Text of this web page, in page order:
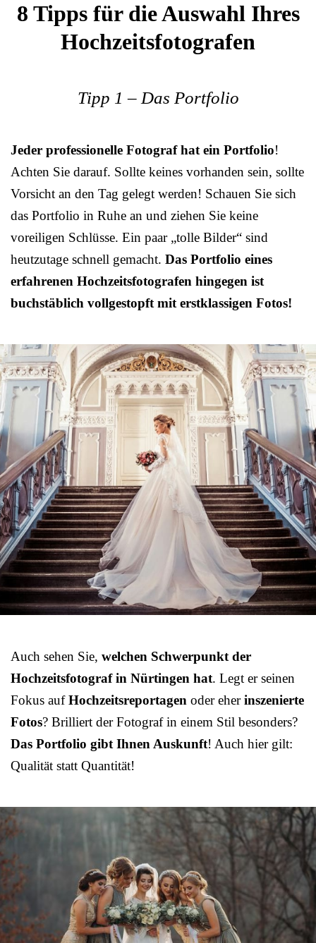
8 Tipps für die Auswahl Ihres
Hochzeitsfotografen
Tipp 1 – Das Portfolio
Jeder professionelle Fotograf hat ein Portfolio!
Achten Sie darauf. Sollte keines vorhanden sein, sollte
Vorsicht an den Tag gelegt werden! Schauen Sie sich
das Portfolio in Ruhe an und ziehen Sie keine
voreiligen Schlüsse. Ein paar „tolle Bilder“ sind
heutzutage schnell gemacht. Das Portfolio eines
erfahrenen Hochzeitsfotografen hingegen ist
buchstäblich vollgestopft mit erstklassigen Fotos!
Auch sehen Sie, welchen Schwerpunkt der
Hochzeitsfotograf in Nürtingen hat. Legt er seinen
Fokus aufHochzeitsreportagen oder eherinszenierte
Fotos? Brilliert der Fotograf in einem Stil besonders?
Das Portfolio gibt Ihnen Auskunft! Auch hier gilt:
Qualität statt Quantität!